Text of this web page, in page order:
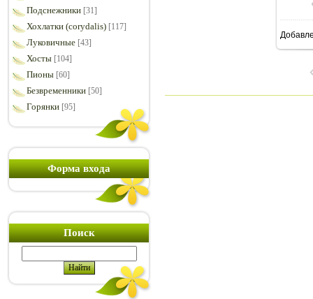
Подснежники [31]
Хохлатки (corydalis) [117]
Луковичные [43]
Хосты [104]
Пионы [60]
Безвременники [50]
Горянки [95]
Форма входа
Поиск